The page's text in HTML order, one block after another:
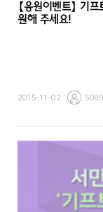
【응원이벤트】 기
원해 주세요!
2015-11-02